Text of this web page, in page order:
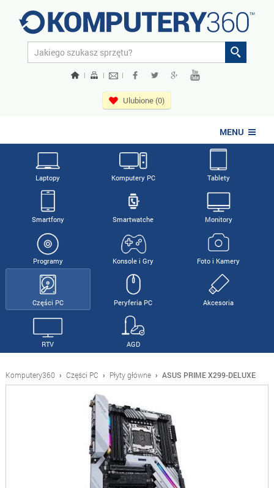
| | |
Ulubione (0)
MENU
Laptopy Komputery PC Tablety
Smartfony Smartwatche Monitory
Programy Konsole i Gry Foto i Kamery
Części PC Peryferia PC Akcesoria
RTV AGD
Komputery360 › Części PC › Płyty główne › ASUS PRIME X299-DELUXE